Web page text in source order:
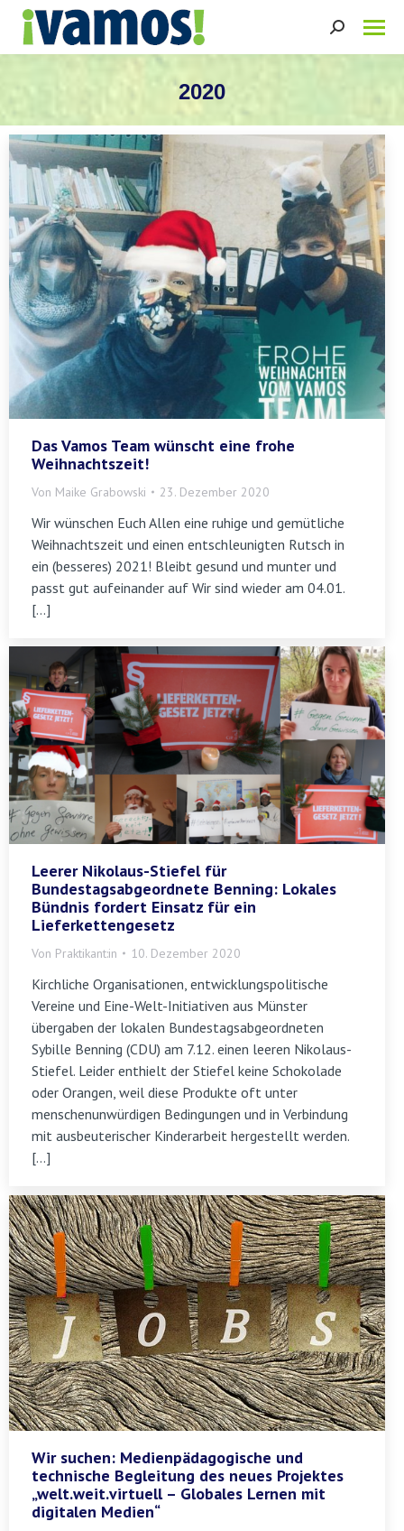
Search:
2020
Das Vamos Team wünscht eine frohe
Weihnachtszeit!
Von Maike Grabowski 23. Dezember 2020
Wir wünschen Euch Allen eine ruhige und gemütliche
Weihnachtszeit und einen entschleunigten Rutsch in
ein (besseres) 2021! Bleibt gesund und munter und
passt gut aufeinander auf Wir sind wieder am 04.01.
[…]
Leerer Nikolaus-Stiefel für
Bundestagsabgeordnete Benning: Lokales
Bündnis fordert Einsatz für ein
Lieferkettengesetz
Von Praktikant:in 10. Dezember 2020
Kirchliche Organisationen, entwicklungspolitische
Vereine und Eine-Welt-Initiativen aus Münster
übergaben der lokalen Bundestagsabgeordneten
Sybille Benning (CDU) am 7.12. einen leeren Nikolaus-
Stiefel. Leider enthielt der Stiefel keine Schokolade
oder Orangen, weil diese Produkte oft unter
menschenunwürdigen Bedingungen und in Verbindung
mit ausbeuterischer Kinderarbeit hergestellt werden.
[…]
Wir suchen: Medienpädagogische und
technische Begleitung des neues Projektes
„welt.weit.virtuell – Globales Lernen mit
digitalen Medien“